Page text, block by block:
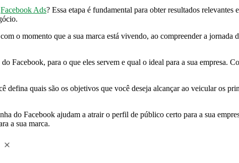
Facebook Ads? Essa etapa é fundamental para obter resultados relevantes
o momento que a sua marca está vivendo, ao compreender a jornada
Facebook, para o que eles servem e qual o ideal para a sua empresa.
defina quais são os objetivos que você deseja alcançar ao veicular os
do Facebook ajudam a atrair o perfil de público certo para a sua
a sua marca.